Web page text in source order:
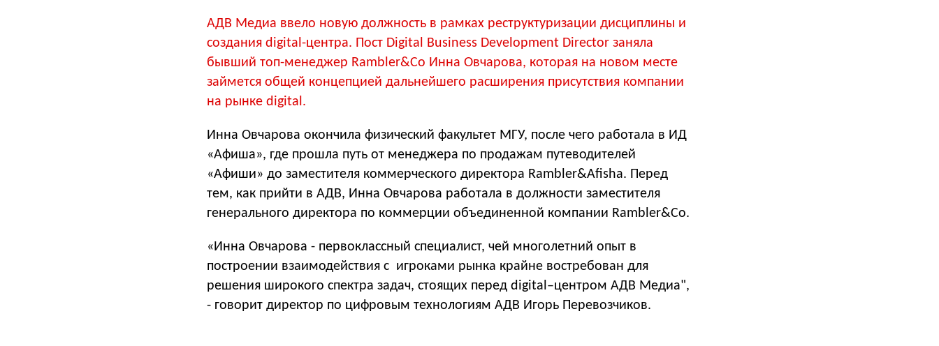
АДВ Медиа ввело новую должность в рамках реструктуризации дисциплины и
создания digital-центра. Пост Digital Business Development Director заняла
бывший топ-менеджер Rambler&Co Инна Овчарова, которая на новом месте
займется общей концепцией дальнейшего расширения присутствия компании
на рынке digital.
Инна Овчарова окончила физический факультет МГУ, после чего работала в ИД
«Афиша», где прошла путь от менеджера по продажам путеводителей
«Афиши» до заместителя коммерческого директора Rambler&Afisha. Перед
тем, как прийти в АДВ, Инна Овчарова работала в должности заместителя
генерального директора по коммерции объединенной компании Rambler&Co.
«Инна Овчарова - первоклассный специалист, чей многолетний опыт в
построении взаимодействия с игроками рынка крайне востребован для
решения широкого спектра задач, стоящих перед digital–центром АДВ Медиа",
- говорит директор по цифровым технологиям АДВ Игорь Перевозчиков.